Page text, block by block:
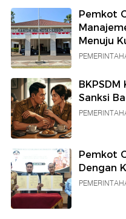
Pemkot
Menuju
Sanksi
Pemkot
Dengan